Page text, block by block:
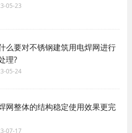
05-23
么要对不锈钢建筑用电焊网进行
理?
05-24
网整体的结构稳定使用效果更完
07-17